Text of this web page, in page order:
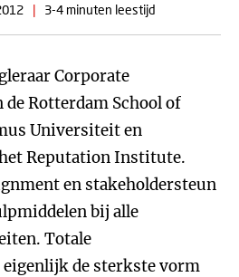
| 3-4 minuten leestijd
Corporate
Rotterdam School of
Universiteit en
Reputation Institute.
en stakeholdersteun
bij alle
Totale
de sterkste vorm